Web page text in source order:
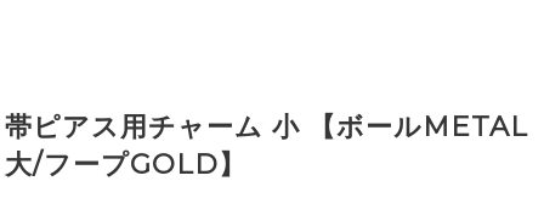
帯ピアス用チャーム 小 【ボールMETAL
大/フープGOLD】